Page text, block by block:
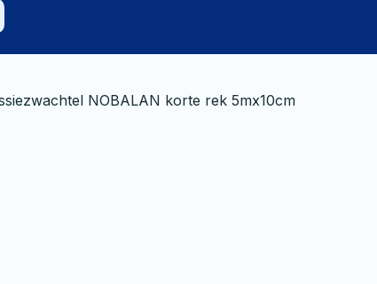
NOBALAN korte rek 5mx10cm